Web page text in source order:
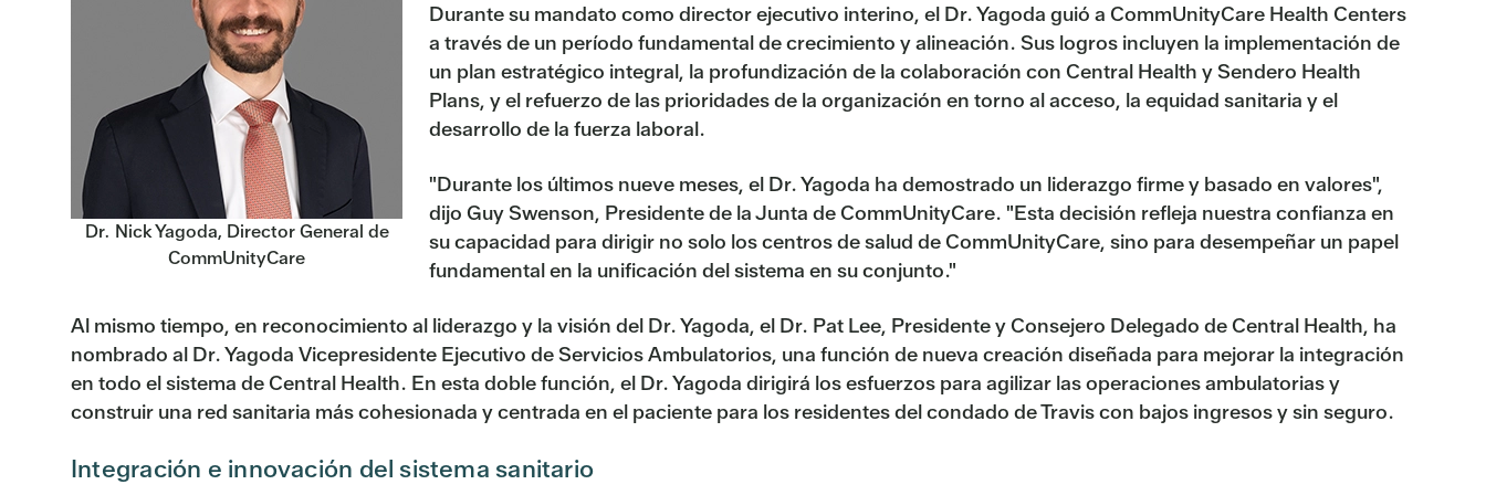
Dr. Nick Yagoda, Director General de
CommUnityCare
Durante su mandato como director ejecutivo interino, el Dr. Yagoda guió a CommUnityCare Health Centers
a través de un período fundamental de crecimiento y alineación. Sus logros incluyen la implementación de
un plan estratégico integral, la profundización de la colaboración con Central Health y Sendero Health
Plans, y el refuerzo de las prioridades de la organización en torno al acceso, la equidad sanitaria y el
desarrollo de la fuerza laboral.
"Durante los últimos nueve meses, el Dr. Yagoda ha demostrado un liderazgo firme y basado en valores",
dijo Guy Swenson, Presidente de la Junta de CommUnityCare. "Esta decisión refleja nuestra confianza en
su capacidad para dirigir no solo los centros de salud de CommUnityCare, sino para desempeñar un papel
fundamental en la unificación del sistema en su conjunto."
Al mismo tiempo, en reconocimiento al liderazgo y la visión del Dr. Yagoda, el Dr. Pat Lee, Presidente y Consejero Delegado de Central Health, ha
nombrado al Dr. Yagoda Vicepresidente Ejecutivo de Servicios Ambulatorios, una función de nueva creación diseñada para mejorar la integración
en todo el sistema de Central Health. En esta doble función, el Dr. Yagoda dirigirá los esfuerzos para agilizar las operaciones ambulatorias y
construir una red sanitaria más cohesionada y centrada en el paciente para los residentes del condado de Travis con bajos ingresos y sin seguro.
Integración e innovación del sistema sanitario